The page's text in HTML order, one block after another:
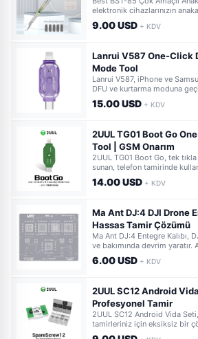
elektronik cihazlarınızın
çözüm bulun. Yüksek
her türlü tamir işlemini
9.00 USD + KDV
Lanrui V587 One-Click
Mode Tool
Lanrui V587, iPhone ve
DFU ve kurtarma moduna
için zaman kazandıran, pratik
çözümüdür. Hızlı ve güvenilir
15.00 USD + KDV
2UUL TG01 Boot Go
Tool | GSM Onarım
2UUL TG01 Boot Go, tek
sunan, telefon tamirinde
Arızalı cihazları kolayca DFU
çözümler sağlar.
14.00 USD + KDV
Ma Ant DJ:4 DJI Drone
Hassas Tamir Çözümü
Ma Ant DJ:4 Entegre Kalıbı,
ve bakımında devrim
özel olarak tasarlanmış bu
zaman ve iş gücü tasarrufu
6.00 USD + KDV
2UUL SC12 Android
Profesyonel Tamir
2UUL SC12 Android Vida
tamirleriniz için eksiksiz bir
farklı boyutta vida ile her